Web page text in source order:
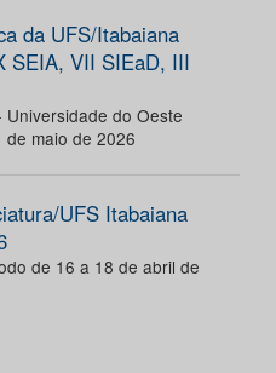
da UFS/Itabaiana
SEIA, VII SIEaD, III
do Oeste
maio de 2026
UFS Itabaiana
de 16 a 18 de abril de